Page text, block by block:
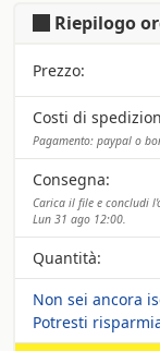
Riepilogo
Prezzo:
Costi di
Pagamento: paypal o
Consegna:
Carica il file e concludi
Lun 31 ago 12:00.
Quantità:
Non sei ancora
Potresti